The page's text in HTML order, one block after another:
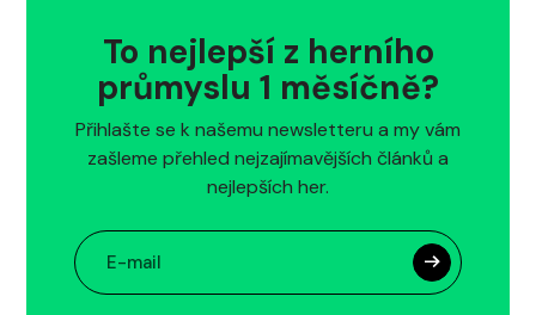
To nejlepší z herního
průmyslu 1 měsíčně?
Přihlašte se k našemu newsletteru a my vám
zašleme přehled nejzajímavějších článků a
nejlepších her.